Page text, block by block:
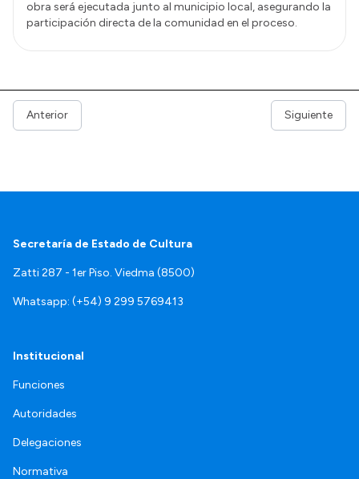
obra será ejecutada junto al municipio local, asegurando la
participación directa de la comunidad en el proceso.
Anterior Siguiente
Secretaría de Estado de Cultura
Zatti 287 - 1er Piso. Viedma (8500)
Whatsapp: (+54) 9 299 5769413
Institucional
Funciones
Autoridades
Delegaciones
Normativa